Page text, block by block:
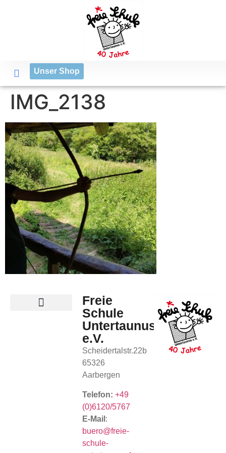
Unser Shop
IMG_2138
Freie
Schule
Untertaunus
e.V.
Scheidertalstr.22b
65326
Aarbergen
Telefon: +49
(0)6120/5767
E-Mail :
buero@freie-
schule-